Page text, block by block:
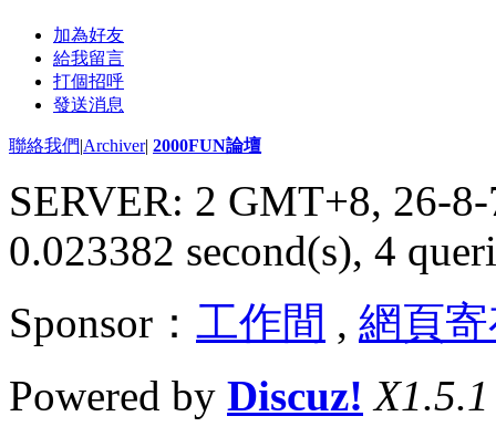
加為好友
給我留言
打個招呼
發送消息
聯絡我們|Archiver| 2000FUN論壇
SERVER: 2 GMT+8, 26-
0.023382 second(s), 4
Sponsor： 工作間 , 網頁
Powered by Discuz! X1.5.1